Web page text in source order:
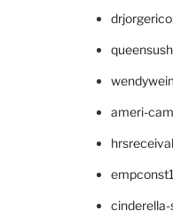
ameri-